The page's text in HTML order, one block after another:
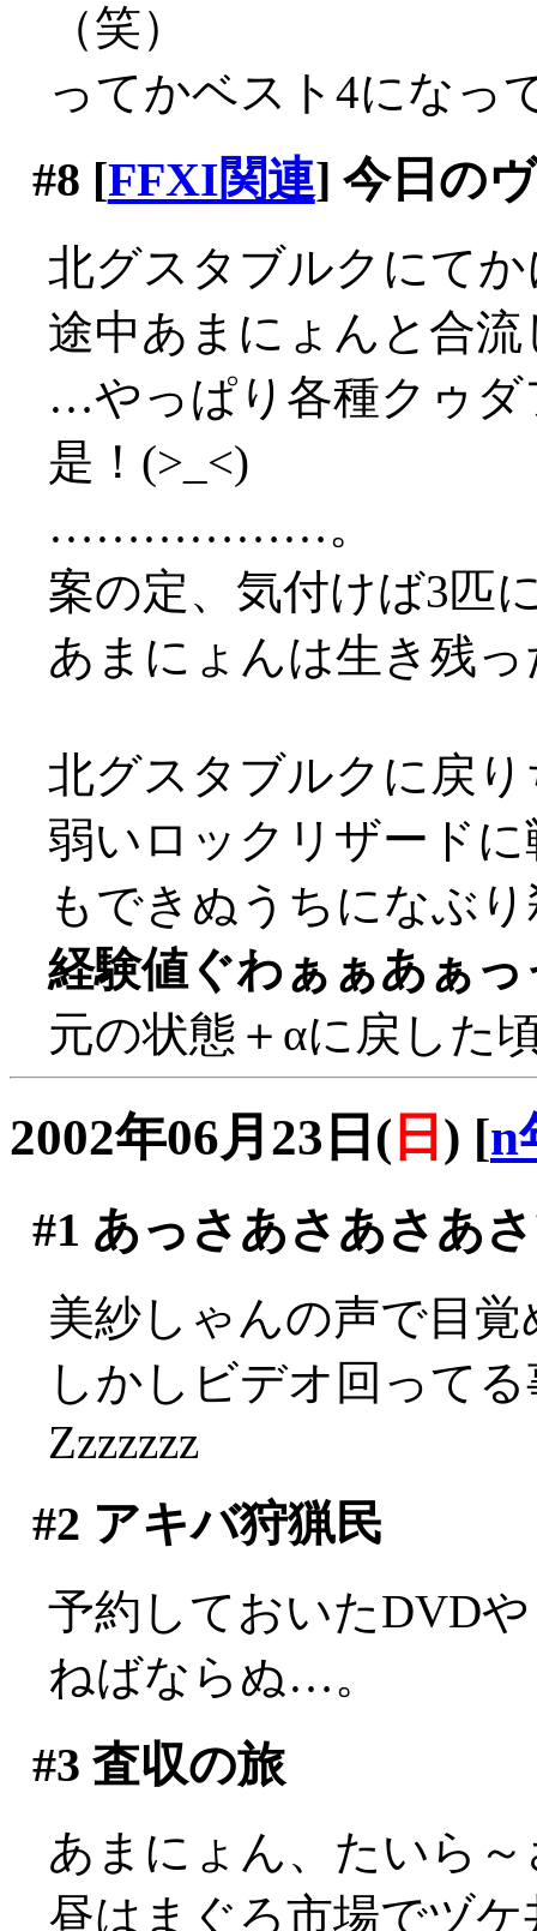
（笑）
ってかベスト4になっ
#8 [FFXI関連] 今日の
北グスタブルクにて
途中あまにょんと合
…やっぱり各種クゥダ
是！(>_<)
………………。
案の定、気付けば3匹
あまにょんは生き残
北グスタブルクに戻
弱いロックリザード
もできぬうちになぶ
経験値ぐわぁぁあぁ
元の状態＋αに戻した
2002年06月23日( 日 ) [n
#1 あっさあさあさあ
美紗しゃんの声で目
しかしビデオ回って
Zzzzzzz
#2 アキバ狩猟民
予約しておいたDVD
ねばならぬ…。
#3 査収の旅
あまにょん、たいら
昼はまぐろ市場でヅ